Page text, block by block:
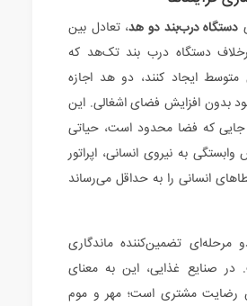
دستگاه درب‌بند دو هد، تعادل بین
دستگاه درب بند تک‌هد که
ایجاد کنند، دو هد اجازه
بدون افزایش فضای اشغالی. این
جایی که فضا محدود است، حیاتی
به نیروی انسانی، اپراتور
انسانی را به حداقل می‌رساند
مرحله‌ای تضمین‌کننده ماندگاری
صنایع غذایی، این به معنای
رضایت مشتری است؛ مهر و موم